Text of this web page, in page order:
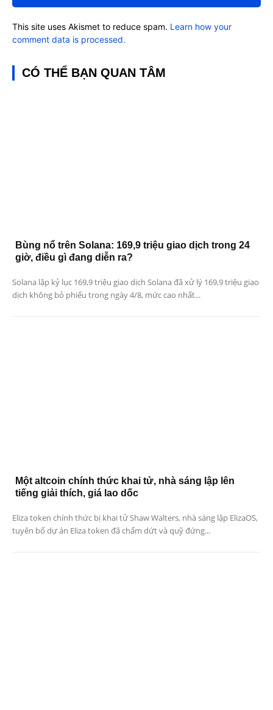
This site uses Akismet to reduce spam. Learn how your
comment data is processed.
CÓ THỂ BẠN QUAN TÂM
Bùng nổ trên Solana: 169,9 triệu giao dịch trong 24
giờ, điều gì đang diễn ra?
Solana lập kỷ lục 169,9 triệu giao dịch Solana đã xử lý 169,9 triệu giao
dịch không bỏ phiếu trong ngày 4/8, mức cao nhất...
Một altcoin chính thức khai tử, nhà sáng lập lên
tiếng giải thích, giá lao dốc
Eliza token chính thức bị khai tử Shaw Walters, nhà sáng lập ElizaOS,
tuyên bố dự án Eliza token đã chấm dứt và quỹ đứng...